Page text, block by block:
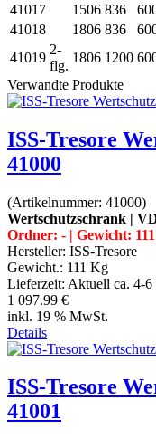
41017
1506 836
41018
1806 836
41019
2-
flg.
1806 1200
Verwandte Produkte
ISS-Tresore
41000
(Artikelnummer: 41000)
Wertschutzschrank |
Ordner: - | Gewicht:
Hersteller: ISS-Tresore
Gewicht.: 111 Kg
Lieferzeit: Aktuell ca. 4-6
1 097.99 €
inkl. 19 % MwSt.
Details
ISS-Tresore
41001